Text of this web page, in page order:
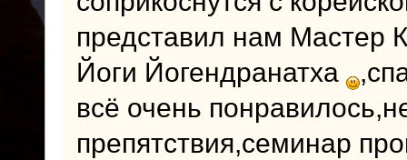
представил нам Мастер
Йоги Йогендранатха
всё очень
препятствия,семинар